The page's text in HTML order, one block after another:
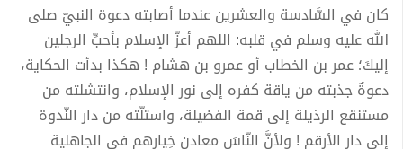
كان في السَّادسة والعشرين عندما أصابته دعوة النبيّ صلى
الله عليه وسلم في قلبه: اللهم أعزّ الإسلام بأحبِّ الرجلين
إليكَ؛ عمر بن الخطاب أو عمرو بن هشام ! هكذا بدأت الحكاية،
دعوةٌ جذبته من ياقة كفره إلى نور الإسلام، وانتشلته من
مستنقع الرذيلة إلى قمة الفضيلة، واستلّته من دار النّدوة
إلى دار الأرقم ! ولأنَّ النّاسَ معادن خِيارهم في الجاهلية